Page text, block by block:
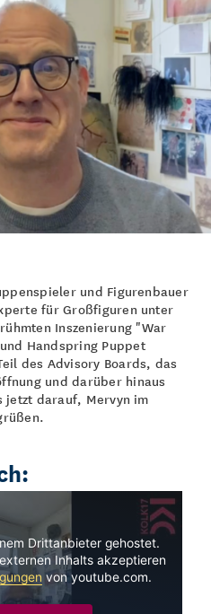
und Figurenbauer
für Großfiguren unter
Inszenierung "War
Handspring Puppet
des Advisory Boards, das
und darüber hinaus
darauf, Mervyn im
Drittanbieter gehostet.
Inhalts akzeptieren
von youtube.com.